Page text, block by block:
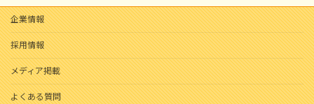
企業情報
採用情報
メディア掲載
よくある質問